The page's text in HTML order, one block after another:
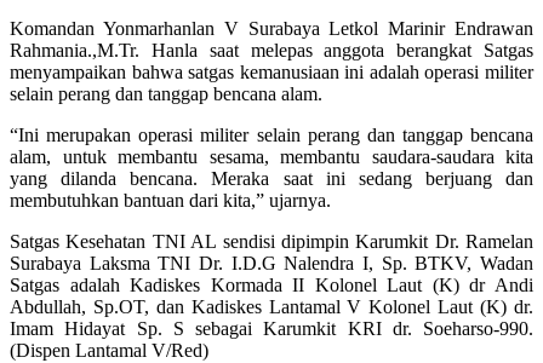
Komandan Yonmarhanlan V Surabaya Letkol Marinir Endrawan
Rahmania.,M.Tr. Hanla saat melepas anggota berangkat Satgas
menyampaikan bahwa satgas kemanusiaan ini adalah operasi militer
selain perang dan tanggap bencana alam.
“Ini merupakan operasi militer selain perang dan tanggap bencana
alam, untuk membantu sesama, membantu saudara-saudara kita
yang dilanda bencana. Meraka saat ini sedang berjuang dan
membutuhkan bantuan dari kita,” ujarnya.
Satgas Kesehatan TNI AL sendisi dipimpin Karumkit Dr. Ramelan
Surabaya Laksma TNI Dr. I.D.G Nalendra I, Sp. BTKV, Wadan
Satgas adalah Kadiskes Kormada II Kolonel Laut (K) dr Andi
Abdullah, Sp.OT, dan Kadiskes Lantamal V Kolonel Laut (K) dr.
Imam Hidayat Sp. S sebagai Karumkit KRI dr. Soeharso-990.
(Dispen Lantamal V/Red)